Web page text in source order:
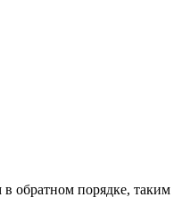
обратном порядке, таким